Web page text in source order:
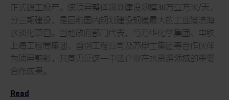
正式竣工投产。该项目整体规划建设规模30万立方米/天，
分三期建设，是目前国内规划建设规模最大的工业膜法海
水淡化项目。当地政府部门代表，与万华化学集团、中铁
上海工程局集团、首钢工程公司及苏伊士集团等合作伙伴
为项目剪彩，共同见证这一中法企业在水资源领域的重要
合作成果。
Read